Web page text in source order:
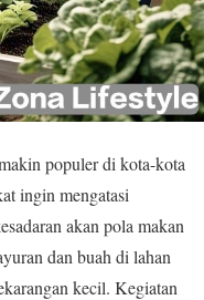
populer di kota-kota
ingin mengatasi
akan pola makan
dan buah di lahan
kecil. Kegiatan